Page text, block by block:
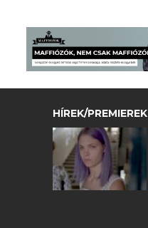
HÍREK/PREMIEREK